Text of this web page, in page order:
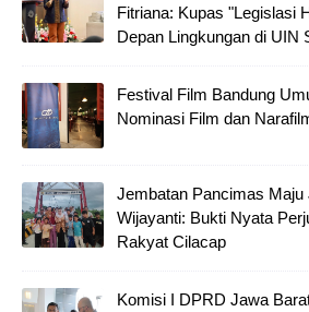
Fitriana: Kupas "Legislasi
Depan Lingkungan di UIN
Festival Film Bandung
Nominasi Film dan
Jembatan Pancimas Maju
Wijayanti: Bukti Nyata
Rakyat Cilacap
Komisi I DPRD Jawa